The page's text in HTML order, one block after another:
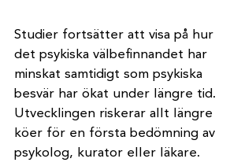
Studier fortsätter att visa på hur
det psykiska välbefinnandet har
minskat samtidigt som psykiska
besvär har ökat under längre tid.
Utvecklingen riskerar allt längre
köer för en första bedömning av
psykolog, kurator eller läkare.